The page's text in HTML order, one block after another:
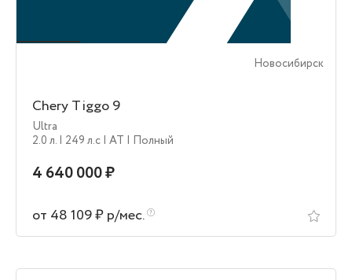
Новосибирск
Chery Tiggo 9
Ultra
2.0 л. | 249 л.c | AT | Полный
4 640 000 ₽
от 48 109 ₽ р/мес.